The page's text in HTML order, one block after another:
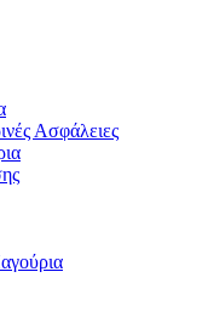
Ασφάλειες